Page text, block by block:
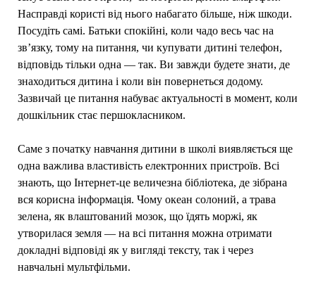
Насправді користі від нього набагато більше, ніж шкоди.
Посудіть самі. Батьки спокійні, коли чадо весь час на
зв’язку, тому на питання, чи купувати дитині телефон,
відповідь тільки одна — так. Ви завжди будете знати, де
знаходиться дитина і коли він повернеться додому.
Зазвичай це питання набуває актуальності в момент, коли
дошкільник стає першокласником.
Саме з початку навчання дитини в школі виявляється ще
одна важлива властивість електронних пристроїв. Всі
знають, що Інтернет-це величезна бібліотека, де зібрана
вся корисна інформація. Чому океан солоний, а трава
зелена, як влаштований мозок, що їдять моржі, як
утворилася земля — на всі питання можна отримати
докладні відповіді як у вигляді тексту, так і через
навчальні мультфільми.